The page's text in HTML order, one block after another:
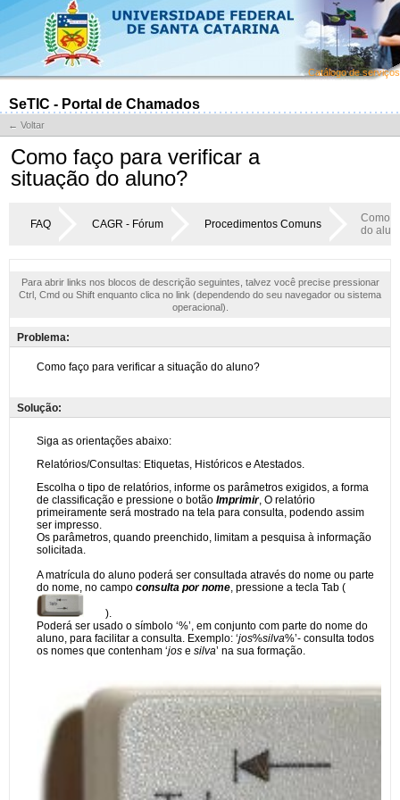
Catálogo de serviços
SeTIC - Portal de Chamados
← Voltar
Como faço para verificar a
situação do aluno?
FAQ CAGR - Fórum Procedimentos Comuns
Como
do
Para abrir links nos blocos de descrição seguintes, talvez você precise pressionar
Ctrl, Cmd ou Shift enquanto clica no link (dependendo do seu navegador ou sistema
operacional).
Problema:
Solução: